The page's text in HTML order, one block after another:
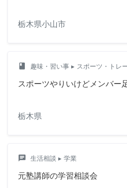
栃木県小山市
class 趣味・習い事 ▸ スポーツ・トレ
スポーツやりいけどメンバー
栃木県
chat 生活相談 ▸ 学業
元塾講師の学習相談会